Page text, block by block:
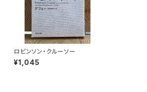
ロビンソン・クルーソー
¥1,045